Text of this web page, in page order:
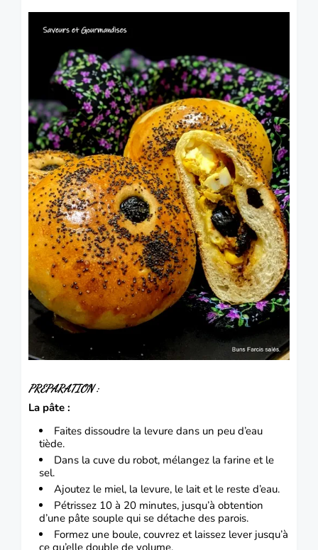
PREPARATION :
La pâte :
Faites dissoudre la levure dans un peu d’eau
tiède.
Dans la cuve du robot, mélangez la farine et le
sel.
Ajoutez le miel, la levure, le lait et le reste d’eau.
Pétrissez 10 à 20 minutes, jusqu’à obtention
d’une pâte souple qui se détache des parois.
Formez une boule, couvrez et laissez lever jusqu’à